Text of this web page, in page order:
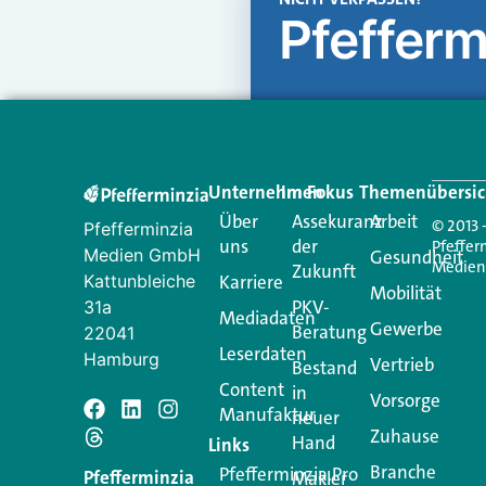
Schreiben
Ihre E-Mail-Adresse wird
Pfefferminzia
Medien GmbH
Kattunbleiche
31a
22041
Hamburg
Pfefferminzia
Unternehmen
Über
uns
Karriere
Mediadaten
Leserdaten
Content
Manufaktur
Links
Pfefferminzia.Pro
Im Fokus
Assekuranz
der
Zukunft
PKV-
Beratung
Bestand
in
neuer
Hand
Makler
Arbeit
Gesundheit
Mobilität
Gewerbe
Vertrieb
Vorsorge
Zuhause
Branche
© 2013